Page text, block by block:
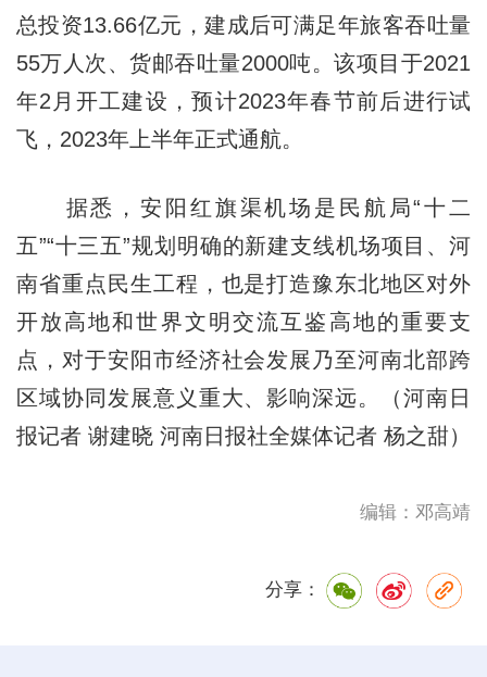
总投资13.66亿元，建成后可满足年旅客吞吐量
55万人次、货邮吞吐量2000吨。该项目于2021
年2月开工建设，预计2023年春节前后进行试
飞，2023年上半年正式通航。
据悉，安阳红旗渠机场是民航局“十二
五”“十三五”规划明确的新建支线机场项目、河
南省重点民生工程，也是打造豫东北地区对外
开放高地和世界文明交流互鉴高地的重要支
点，对于安阳市经济社会发展乃至河南北部跨
区域协同发展意义重大、影响深远。（河南日
报记者 谢建晓 河南日报社全媒体记者 杨之甜）
编辑：邓高靖
分享：